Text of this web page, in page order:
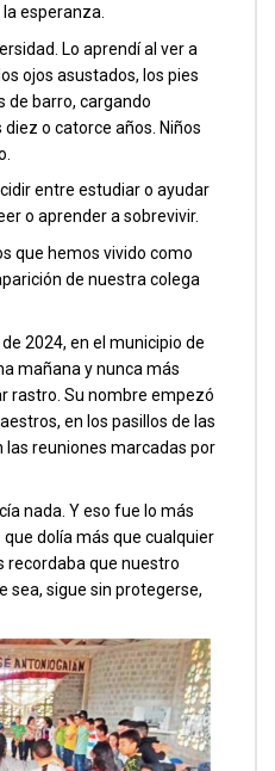
esperanza.
Lo aprendí al ver a
ojos asustados, los pies
de barro, cargando
o catorce años. Niños
entre estudiar o ayudar
o aprender a sobrevivir.
que hemos vivido como
de nuestra colega
2024, en el municipio de
mañana y nunca más
rastro. Su nombre empezó
en los pasillos de las
las reuniones marcadas por
nada. Y eso fue lo más
que dolía más que cualquier
recordaba que nuestro
sea, sigue sin protegerse,